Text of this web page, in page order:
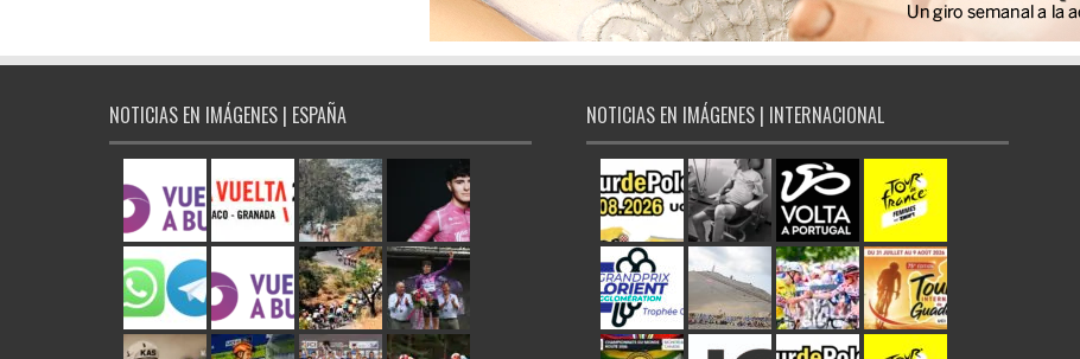
NOTICIAS EN IMÁGENES | ESPAÑA NOTICIAS EN IMÁGENES | INTERNACIONAL